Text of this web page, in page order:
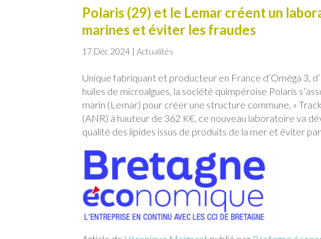
Polaris (29) et le Lemar créent un
marines et éviter les fraudes
17 Déc 2024 |Actualités
Unique fabriquant et producteur en France d’Oméga 3,
huiles de microalgues, la société quimpéroise Polaris
marin (Lemar) pour créer une structure commune, «
(ANR) à hauteur de 362 K€, ce nouveau laboratoire va
qualité des lipides issus de produits de la mer et éviter